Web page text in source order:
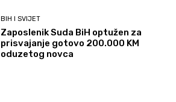
BIH I SVIJET
Zaposlenik Suda BiH optužen za
prisvajanje gotovo 200.000 KM
oduzetog novca